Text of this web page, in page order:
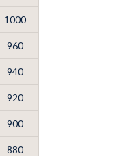
1000
960
940
920
900
880